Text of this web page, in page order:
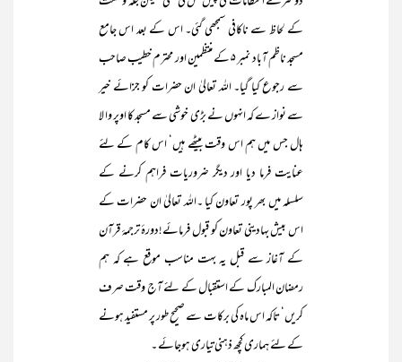
کے لحاظ سے ناکافی سمجھی گئی۔ اس کے بعد اس جامع
مسجد ناظم آباد نمبر ۵ کے منتظمین اور محترم خطیب صاحب
سے رجوع کیا گیا۔ اللہ تعالیٰ ان حضرات کو جزائے خیر
سے نواز ے کہ انہوں نے بڑی خوشی سے مسجد کا اوپر وا لا
ہال جس میں ہم اس وقت بیٹھے ہیں‘ اس کام کے لئے
عنایت فرما دیا اور دیگر ضروریات فراہم کرنے کے
سلسلہ میں بھر پور تعاون کیا ۔اللہ تعالیٰ ان حضرات کے
اس بیش بہادینی تعاون کو قبول فرمائے!دورۂ ترجمۂ قرآن
کے آغاز سے قبل یہ بہت مناسب موقع ہے کہ ہم
رمضان المبارک کے استقبال کے لئے آج وقت صرف
کریں‘ تاکہ اس ماہ کی برکات سے صحیح طور پر مستفید ہونے
کے لئے ہماری کچھ ذہنی تیاری ہوجائے ۔